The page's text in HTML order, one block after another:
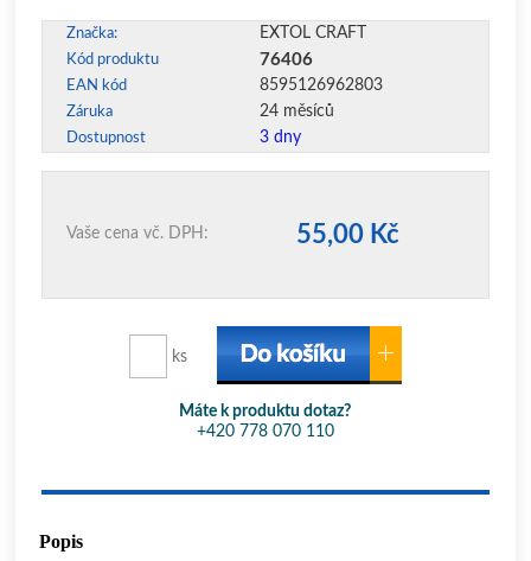
Značka: EXTOL CRAFT
Kód produktu 76406
EAN kód 8595126962803
Záruka 24 měsíců
Dostupnost 3 dny
Vaše cena vč. DPH: 55,00 Kč
ks
Máte k produktu dotaz?
+420 778 070 110
Popis